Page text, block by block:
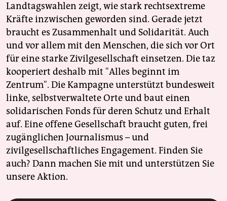
Landtagswahlen zeigt, wie stark rechtsextreme
Kräfte inzwischen geworden sind. Gerade jetzt
braucht es Zusammenhalt und Solidarität. Auch
und vor allem mit den Menschen, die sich vor Ort
für eine starke Zivilgesellschaft einsetzen. Die taz
kooperiert deshalb mit "Alles beginnt im
Zentrum". Die Kampagne unterstützt bundesweit
linke, selbstverwaltete Orte und baut einen
solidarischen Fonds für deren Schutz und Erhalt
auf. Eine offene Gesellschaft braucht guten, frei
zugänglichen Journalismus – und
zivilgesellschaftliches Engagement. Finden Sie
auch? Dann machen Sie mit und unterstützen Sie
unsere Aktion.